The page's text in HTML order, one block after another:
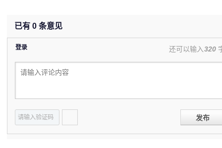
已有 0 条意见
登录 还可以输入320
发布